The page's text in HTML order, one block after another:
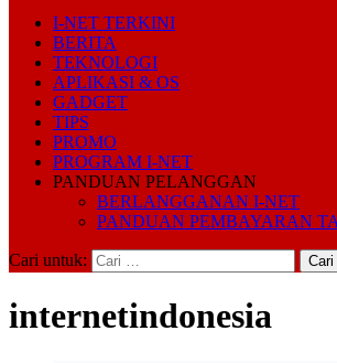
I-NET TERKINI
BERITA
TEKNOLOGI
APLIKASI & OS
GADGET
TIPS
PROMO
PROGRAM I-NET
PANDUAN PELANGGAN
BERLANGGANAN I-NET
PANDUAN PEMBAYARAN
Cari untuk:
internetindonesia